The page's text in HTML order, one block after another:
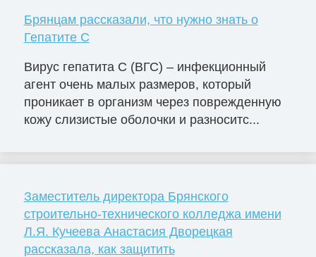
Брянцам рассказали, что нужно знать о
Гепатите С
Вирус гепатита С (ВГС) – инфекционный
агент очень малых размеров, который
проникает в организм через поврежденную
кожу слизистые оболочки и разноситс...
Заместитель директора Брянского
строительно-технического колледжа имени
Л.Я. Кучеева Анастасия Дворецкая
рассказала, как защитить